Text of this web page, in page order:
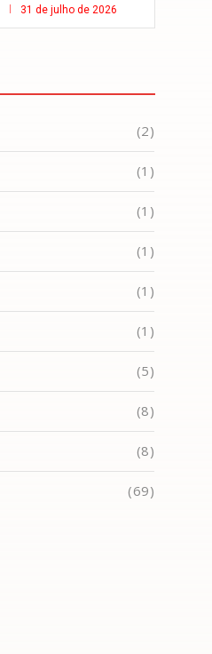
31 de julho de 2026
(2)
(1)
(1)
(1)
(1)
(1)
(5)
(8)
(8)
(69)